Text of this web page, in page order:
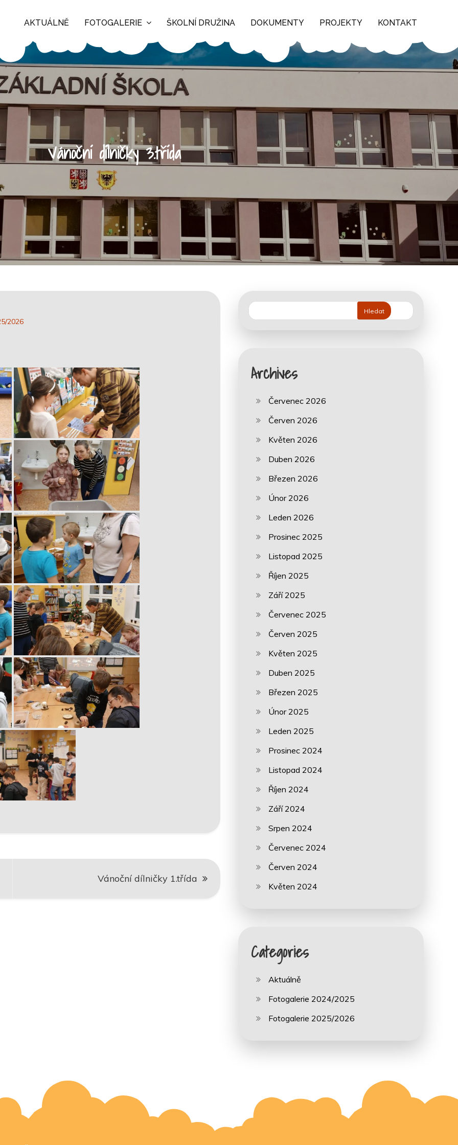
AKTUÁLNĚ FOTOGALERIE ŠKOLNÍ DRUŽINA DOKUMENTY PROJEKTY KONTAKT
Vánoční dílničky 3.třída
2026
Vánoční dílničky 1.třída
Hledat
Archives
Červenec 2026
Červen 2026
Květen 2026
Duben 2026
Březen 2026
Únor 2026
Leden 2026
Prosinec 2025
Listopad 2025
Říjen 2025
Září 2025
Červenec 2025
Červen 2025
Květen 2025
Duben 2025
Březen 2025
Únor 2025
Leden 2025
Prosinec 2024
Listopad 2024
Říjen 2024
Září 2024
Srpen 2024
Červenec 2024
Červen 2024
Květen 2024
Categories
Aktuálně
Fotogalerie 2024/2025
Fotogalerie 2025/2026